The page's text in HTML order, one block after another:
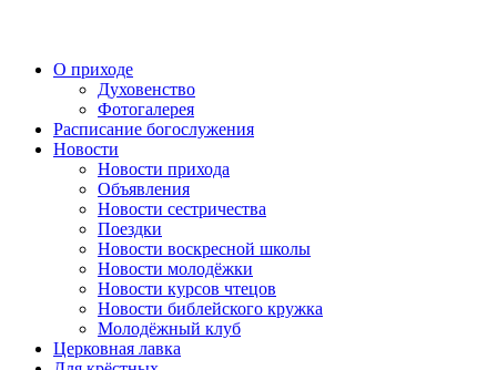
О приходе
Духовенство
Фотогалерея
Расписание богослужения
Новости
Новости прихода
Объявления
Новости сестричества
Поездки
Новости воскресной школы
Новости молодёжки
Новости курсов чтецов
Новости библейского кружка
Молодёжный клуб
Церковная лавка